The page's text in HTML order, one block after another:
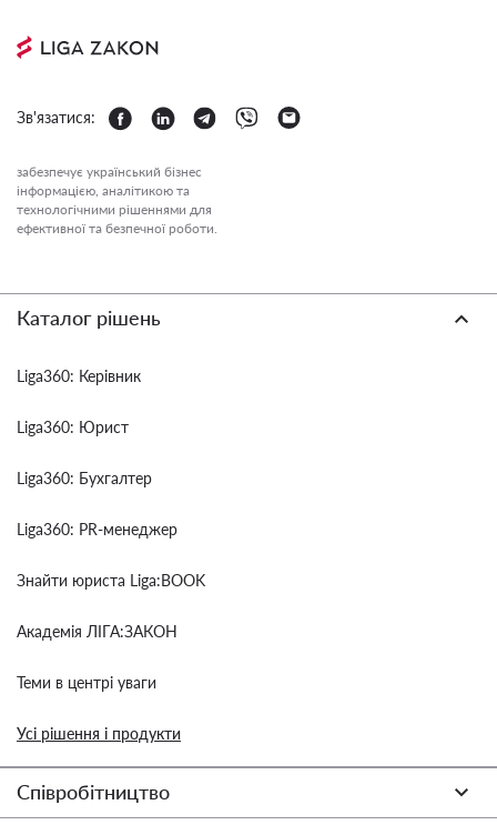
Зв'язатися:
забезпечує український бізнес
інформацією, аналітикою та
технологічними рішеннями для
ефективної та безпечної роботи.
Каталог рішень
Liga360: Керівник
Liga360: Юрист
Liga360: Бухгалтер
Liga360: PR-менеджер
Знайти юриста Liga:BOOK
Академія ЛІГА:ЗАКОН
Теми в центрі уваги
Усі рішення і продукти
Співробітництво